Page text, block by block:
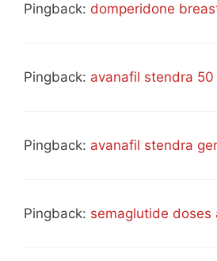
Pingback: domperidone
Pingback: avanafil stendra 50
Pingback: avanafil stendra
Pingback: semaglutide doses